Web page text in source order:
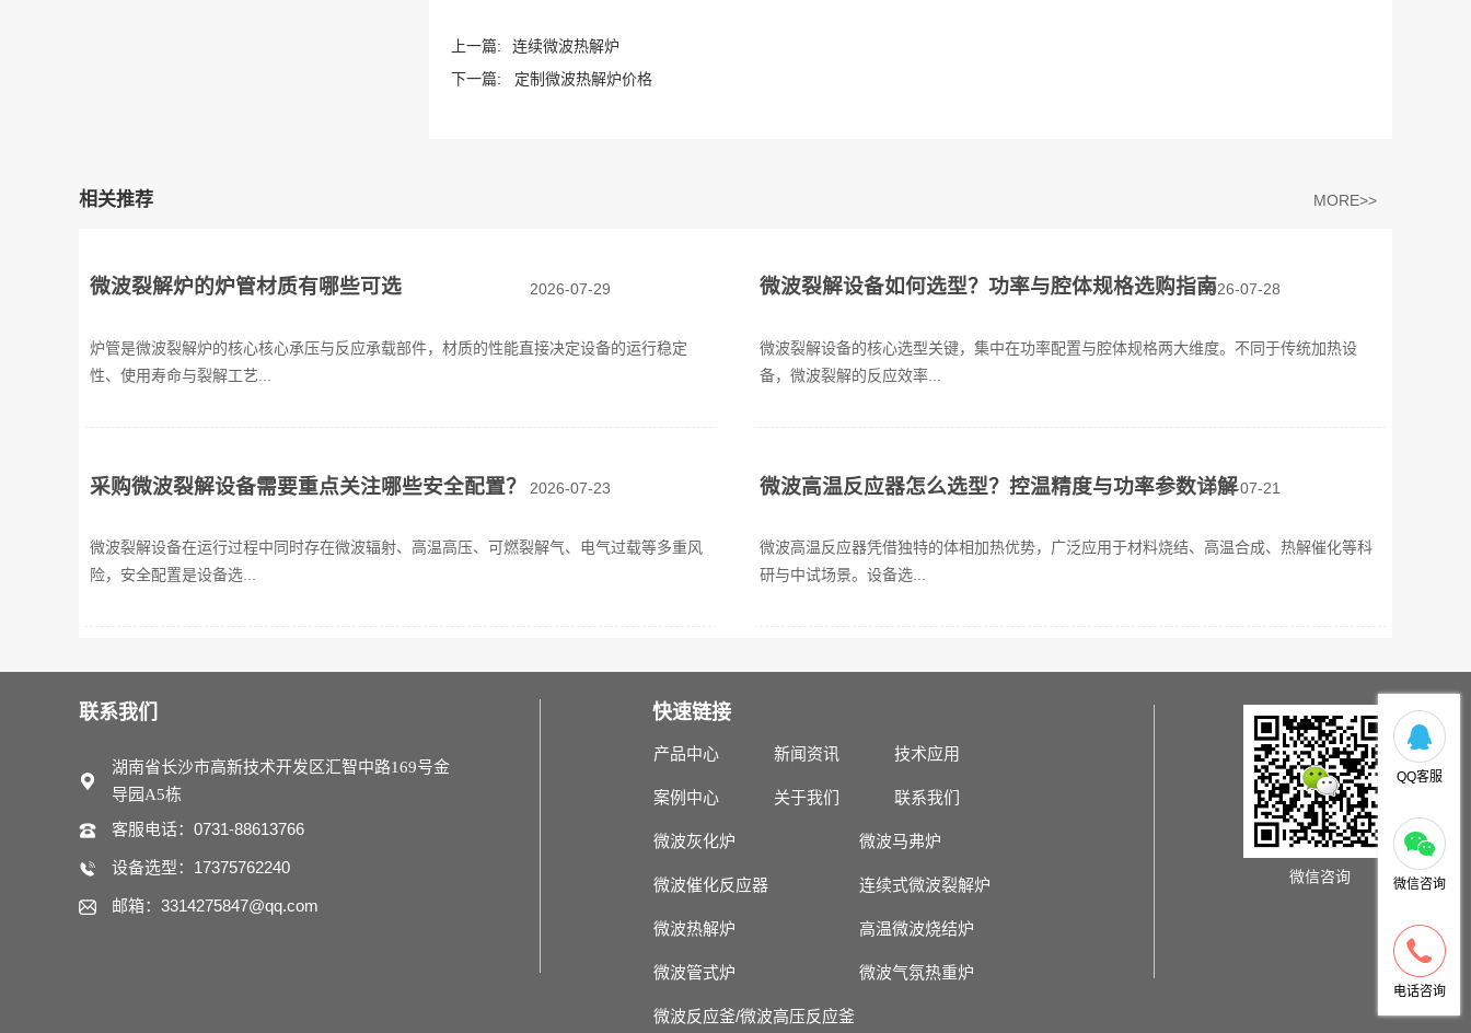
上一篇:
连续微波热解炉
下一篇:
定制微波热解炉价格
相关推荐 MORE>>
微波裂解炉的炉管材质有哪些可选
炉管是微波裂解炉的核心核心承压与反应承载部件，材质的性能直接决定设备的运行稳定
性、使用寿命与裂解工艺...
2026-07-29 微波裂解设备如何选型？功率与腔体规格选购指南
微波裂解设备的核心选型关键，集中在功率配置与腔体规格两大维度。不同于传统加热设
备，微波裂解的反应效率...
2026-07-28
采购微波裂解设备需要重点关注哪些安全配置？
微波裂解设备在运行过程中同时存在微波辐射、高温高压、可燃裂解气、电气过载等多重风
险，安全配置是设备选...
2026-07-23 微波高温反应器怎么选型？控温精度与功率参数详解
微波高温反应器凭借独特的体相加热优势，广泛应用于材料烧结、高温合成、热解催化等科
研与中试场景。设备选...
2026-07-21
联系我们
湖南省长沙市高新技术开发区汇智中路169号金
导园A5栋
客服电话：0731-88613766
设备选型：17375762240
邮箱：3314275847@qq.com
快速链接
产品中心 新闻资讯 技术应用
案例中心 关于我们 联系我们
微波灰化炉 微波马弗炉
微波催化反应器 连续式微波裂解炉
微波热解炉 高温微波烧结炉
微波管式炉 微波气氛热重炉
微波反应釜/微波高压反应釜
微信咨询
QQ客服
微信咨询
电话咨询